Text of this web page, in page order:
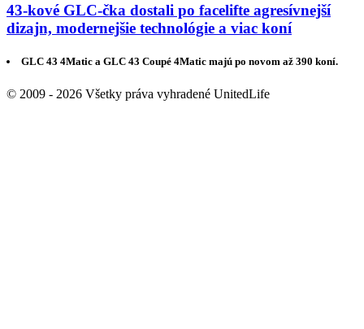
43-kové GLC-čka dostali po facelifte agresívnejší
dizajn, modernejšie technológie a viac koní
GLC 43 4Matic a GLC 43 Coupé 4Matic majú po novom až 390 koní.
© 2009 - 2026 Všetky práva vyhradené UnitedLife